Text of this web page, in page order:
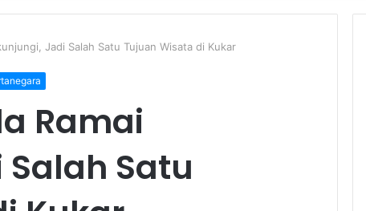
Jadi Salah Satu Tujuan Wisata di Kukar
Ramai
Satu